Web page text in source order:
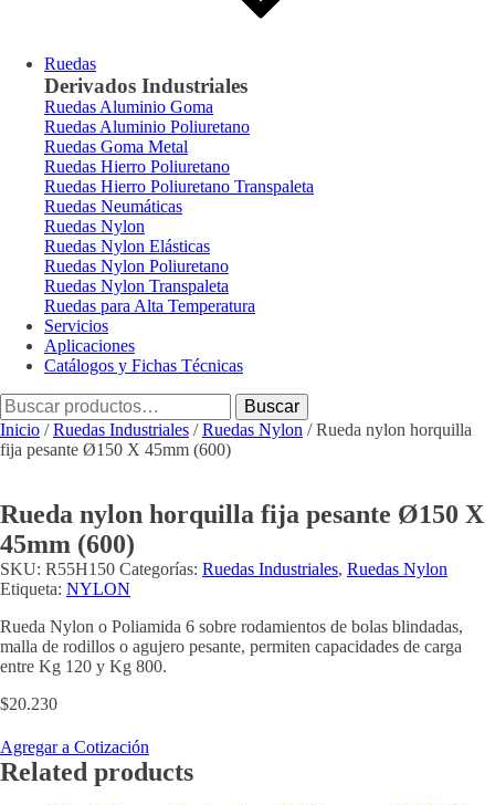
Ruedas
Derivados Industriales
Ruedas Aluminio Goma
Ruedas Aluminio Poliuretano
Ruedas Goma Metal
Ruedas Hierro Poliuretano
Ruedas Hierro Poliuretano Transpaleta
Ruedas Neumáticas
Ruedas Nylon
Ruedas Nylon Elásticas
Ruedas Nylon Poliuretano
Ruedas Nylon Transpaleta
Ruedas para Alta Temperatura
Servicios
Aplicaciones
Catálogos y Fichas Técnicas
Buscar
por:
Buscar
Inicio /Ruedas Industriales /Ruedas Nylon / Rueda nylon horquilla
fija pesante Ø150 X 45mm (600)
Rueda nylon horquilla fija pesante Ø150 X
45mm (600)
SKU: R55H150 Categorías: Ruedas Industriales, Ruedas Nylon
Etiqueta: NYLON
Rueda Nylon o Poliamida 6 sobre rodamientos de bolas blindadas,
malla de rodillos o agujero pesante, permiten capacidades de carga
entre Kg 120 y Kg 800.
$20.230
Agregar a Cotización
Related products